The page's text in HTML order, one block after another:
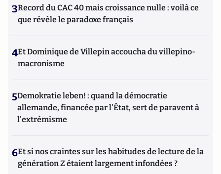
3Record du CAC 40 mais croissance nulle : voilà ce
que révèle le paradoxe français
4Et Dominique de Villepin accoucha du villepino-
macronisme
5Demokratie leben! : quand la démocratie
allemande, financée par l'État, sert de paravent à
l'extrémisme
6Et si nos craintes sur les habitudes de lecture de la
génération Z étaient largement infondées ?